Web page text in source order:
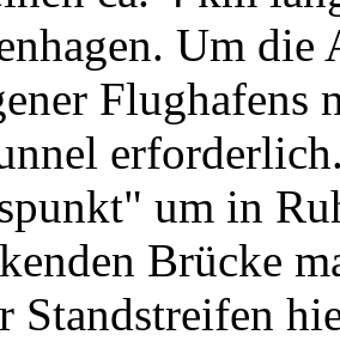
Um die
Flughafens
um in
Brücke
Standstreifen